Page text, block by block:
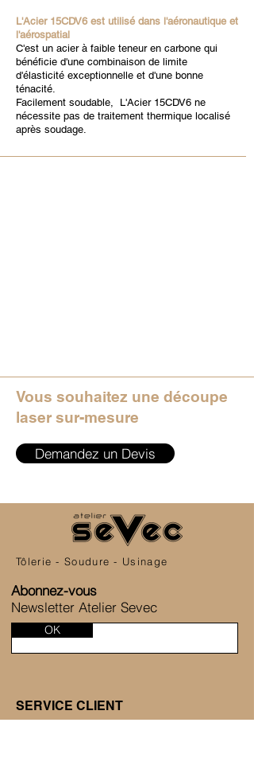
L'Acier 15CDV6 est utilisé dans l'aéronautique et
l'aérospatial
C'est un acier à faible teneur en carbone qui
bénéficie d'une combinaison de limite
d'élasticité exceptionnelle et d'une bonne
ténacité.
Facilement soudable, L'Acier 15CDV6 ne
nécessite pas de traitement thermique localisé
après soudage.
Vous souhaitez une découpe
laser sur-mesure
Demandez un Devis
Tôlerie - Soudure - Usinage
Abonnez-vous
Newsletter Atelier Sevec
OK
SERVICE CLIENT